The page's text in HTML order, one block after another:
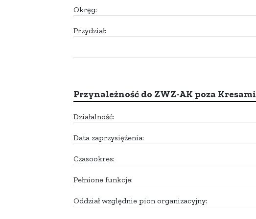
Okręg:
Przydział:
Przynależność do ZWZ-AK poza Kresami
Działalność:
Data zaprzysiężenia:
Czasookres:
Pełnione funkcje:
Oddział względnie pion organizacyjny: